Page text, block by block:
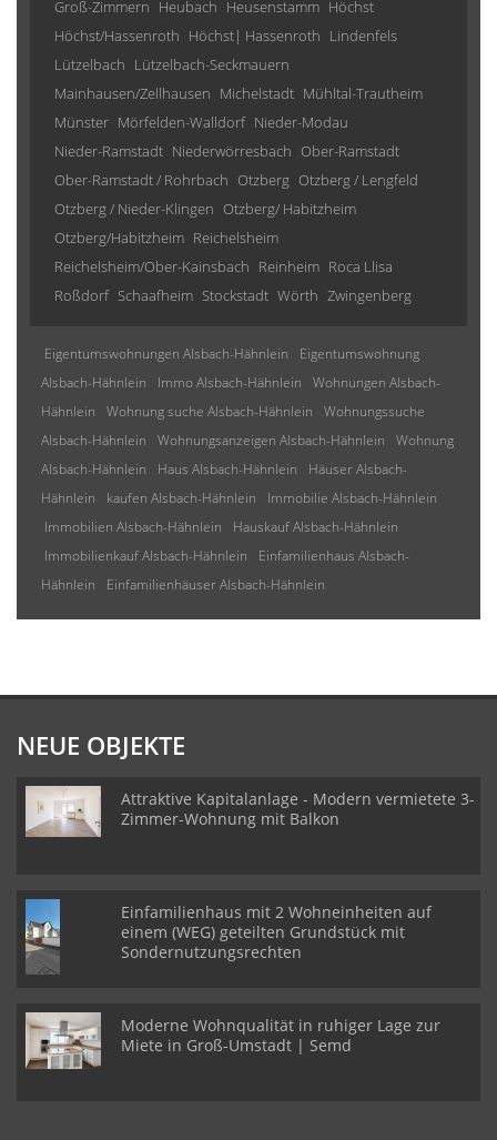
Groß-Zimmern Heubach Heusenstamm Höchst
Höchst/Hassenroth Höchst| Hassenroth Lindenfels
Lützelbach Lützelbach-Seckmauern
Mainhausen/Zellhausen Michelstadt Mühltal-Trautheim
Münster Mörfelden-Walldorf Nieder-Modau
Nieder-Ramstadt Niederwörresbach Ober-Ramstadt
Ober-Ramstadt / Rohrbach Otzberg Otzberg / Lengfeld
Otzberg / Nieder-Klingen Otzberg/ Habitzheim
Otzberg/Habitzheim Reichelsheim
Reichelsheim/Ober-Kainsbach Reinheim Roca Llisa
Roßdorf Schaafheim Stockstadt Wörth Zwingenberg
Eigentumswohnungen Alsbach-Hähnlein
Eigentumswohnung
Alsbach-Hähnlein
Immo Alsbach-Hähnlein
Wohnungen Alsbach-
Hähnlein
Wohnung suche Alsbach-Hähnlein
Wohnungssuche
Alsbach-Hähnlein
Wohnungsanzeigen Alsbach-Hähnlein
Wohnung
Alsbach-Hähnlein
Haus Alsbach-Hähnlein
Häuser Alsbach-
Hähnlein
kaufen Alsbach-Hähnlein
Immobilie Alsbach-Hähnlein
Immobilien Alsbach-Hähnlein
Hauskauf Alsbach-Hähnlein
Immobilienkauf Alsbach-Hähnlein
Einfamilienhaus Alsbach-
Hähnlein
Einfamilienhäuser Alsbach-Hähnlein
NEUE OBJEKTE
Attraktive Kapitalanlage - Modern vermietete 3-
Zimmer-Wohnung mit Balkon
Einfamilienhaus mit 2 Wohneinheiten auf
einem (WEG) geteilten Grundstück mit
Sondernutzungsrechten
Moderne Wohnqualität in ruhiger Lage zur
Miete in Groß-Umstadt | Semd